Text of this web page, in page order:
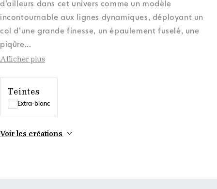
d’ailleurs dans cet univers comme un modèle
incontournable aux lignes dynamiques, déployant un
col d’une grande finesse, un épaulement fuselé, une
piqûre...
Afficher plus
Teintes
Extra-blanc
Voir les créations